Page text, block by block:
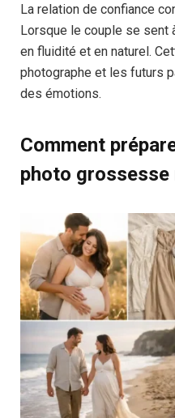
La relation de confiance
Lorsque le couple se sent
en fluidité et en naturel.
photographe et les futurs
des émotions.
Comment
photo grossesse